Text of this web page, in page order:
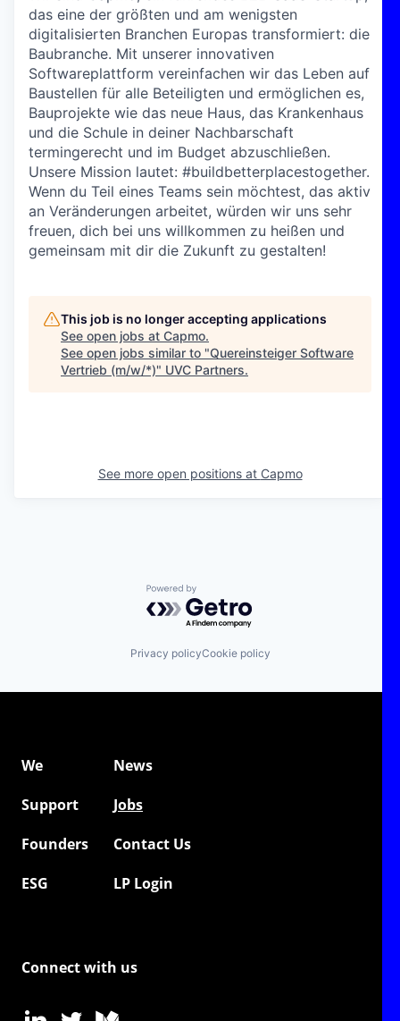
das eine der größten und am wenigsten
digitalisierten Branchen Europas transformiert: die
Baubranche. Mit unserer innovativen
Softwareplattform vereinfachen wir das Leben auf
Baustellen für alle Beteiligten und ermöglichen es,
Bauprojekte wie das neue Haus, das Krankenhaus
und die Schule in deiner Nachbarschaft
termingerecht und im Budget abzuschließen.
Unsere Mission lautet: #buildbetterplacestogether.
Wenn du Teil eines Teams sein möchtest, das aktiv
an Veränderungen arbeitet, würden wir uns sehr
freuen, dich bei uns willkommen zu heißen und
gemeinsam mit dir die Zukunft zu gestalten!
This job is no longer accepting applications
See open jobs at Capmo.
See open jobs similar to "Quereinsteiger Software
Vertrieb (m/w/*)" UVC Partners.
See more open positions at Capmo
Powered by Getro.com
Privacy policyCookie policy
We
News
Support
Jobs
Founders
Contact Us
ESG
LP Login
Connect with us